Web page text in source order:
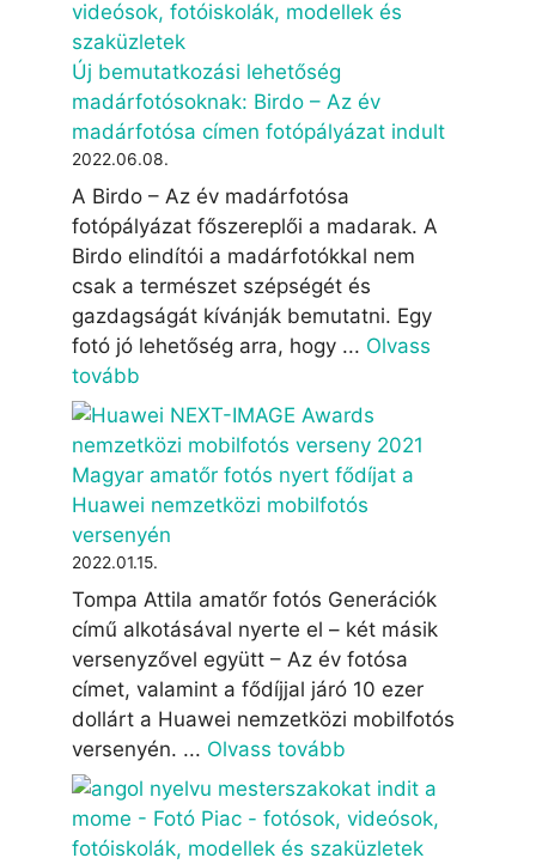
Új bemutatkozási lehetőség
madárfotósoknak: Birdo – Az év
madárfotósa címen fotópályázat indult
2022.06.08.
A Birdo – Az év madárfotósa
fotópályázat főszereplői a madarak. A
Birdo elindítói a madárfotókkal nem
csak a természet szépségét és
gazdagságát kívánják bemutatni. Egy
fotó jó lehetőség arra, hogy ... Olvass
tovább
Magyar amatőr fotós nyert fődíjat a
Huawei nemzetközi mobilfotós
versenyén
2022.01.15.
Tompa Attila amatőr fotós Generációk
című alkotásával nyerte el – két másik
versenyzővel együtt – Az év fotósa
címet, valamint a fődíjjal járó 10 ezer
dollárt a Huawei nemzetközi mobilfotós
versenyén. ... Olvass tovább